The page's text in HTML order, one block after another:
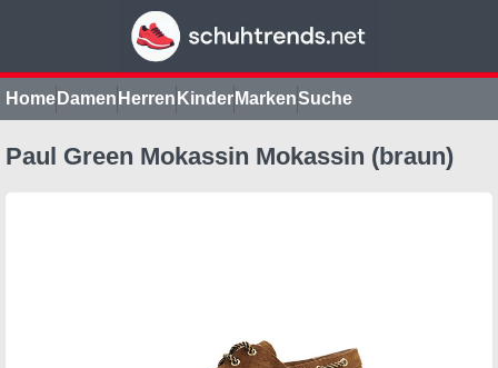
Home Damen Herren Kinder MarkenSuche
Paul Green Mokassin Mokassin (braun)